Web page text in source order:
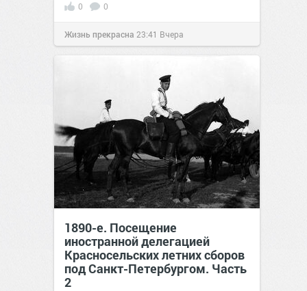
0 0
Жизнь прекрасна 23:41 Вчера
1890-е. Посещение
иностранной делегацией
Красносельских летних сборов
под Санкт-Петербургом. Часть
2